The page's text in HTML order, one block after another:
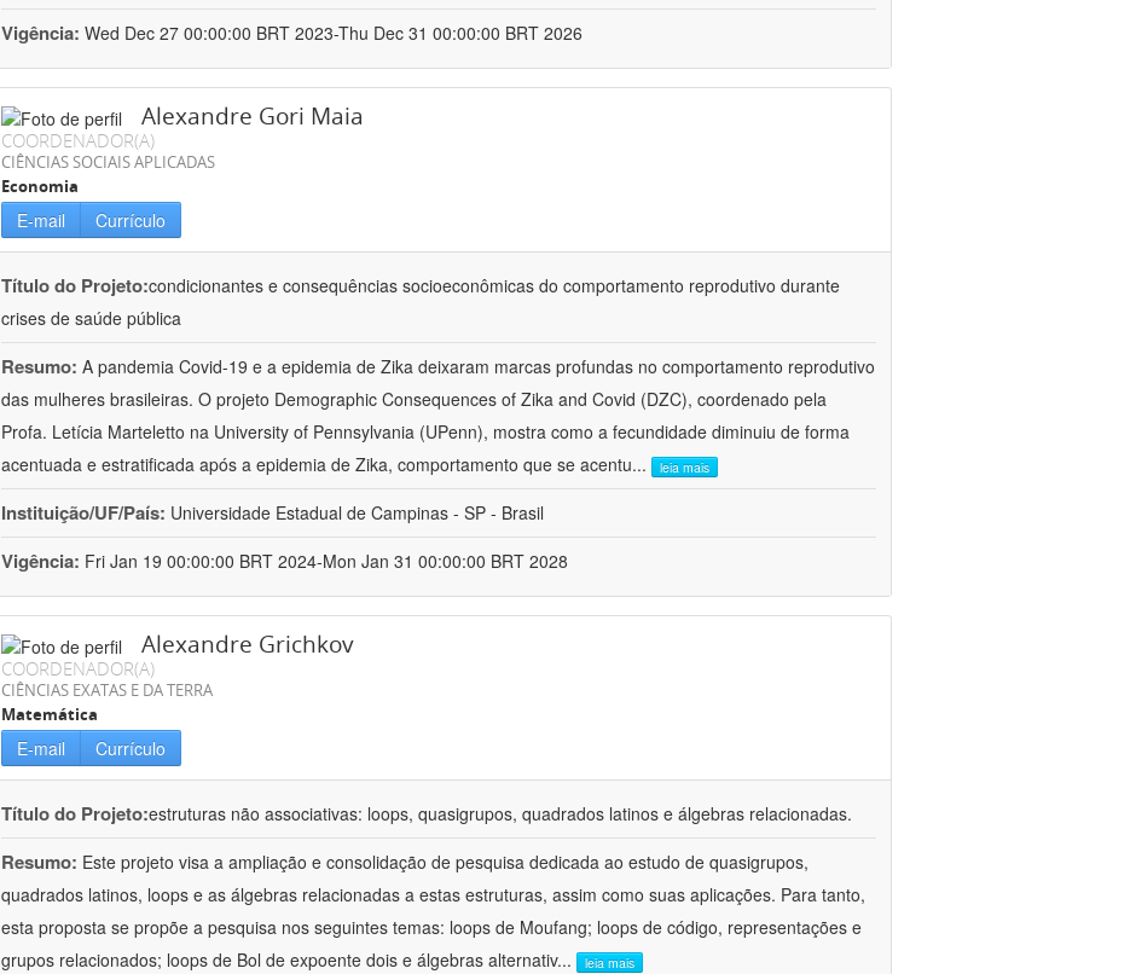
Vigência: Wed Dec 27 00:00:00 BRT 2023-Thu Dec 31 00:00:00 BRT 2026
Alexandre Gori Maia
COORDENADOR(A)
CIÊNCIAS SOCIAIS APLICADAS
Economia
E-mail Currículo
Título do Projeto:condicionantes e consequências socioeconômicas do comportamento reprodutivo durante
crises de saúde pública
Resumo: A pandemia Covid-19 e a epidemia de Zika deixaram marcas profundas no comportamento reprodutivo
das mulheres brasileiras. O projeto Demographic Consequences of Zika and Covid (DZC), coordenado pela
Profa. Letícia Marteletto na University of Pennsylvania (UPenn), mostra como a fecundidade diminuiu de forma
acentuada e estratificada após a epidemia de Zika, comportamento que se acentu... leia mais
Instituição/UF/País: Universidade Estadual de Campinas - SP - Brasil
Vigência: Fri Jan 19 00:00:00 BRT 2024-Mon Jan 31 00:00:00 BRT 2028
Alexandre Grichkov
COORDENADOR(A)
CIÊNCIAS EXATAS E DA TERRA
Matemática
E-mail Currículo
Título do Projeto:estruturas não associativas: loops, quasigrupos, quadrados latinos e álgebras relacionadas.
Resumo: Este projeto visa a ampliação e consolidação de pesquisa dedicada ao estudo de quasigrupos,
quadrados latinos, loops e as álgebras relacionadas a estas estruturas, assim como suas aplicações. Para tanto,
esta proposta se propõe a pesquisa nos seguintes temas: loops de Moufang; loops de código, representações e
grupos relacionados; loops de Bol de expoente dois e álgebras alternativ... leia mais